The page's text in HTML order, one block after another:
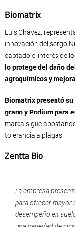
Biomatrix
Luis Chávez,
innovación del sorgo
captado el interés de
lo protege del daño
agroquímicos y
Biomatrix presentó
grano y Podium para
marca sigue
tolerancia a plagas.
Zentta Bio
La empresa
para ofrecer mayor
desempeño en